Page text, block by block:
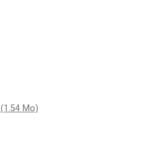
(1.54 Mo)